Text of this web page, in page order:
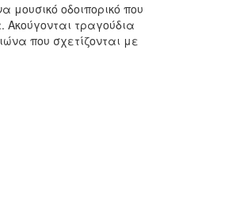
οδοιπορικό που
τραγούδια
που σχετίζονται με